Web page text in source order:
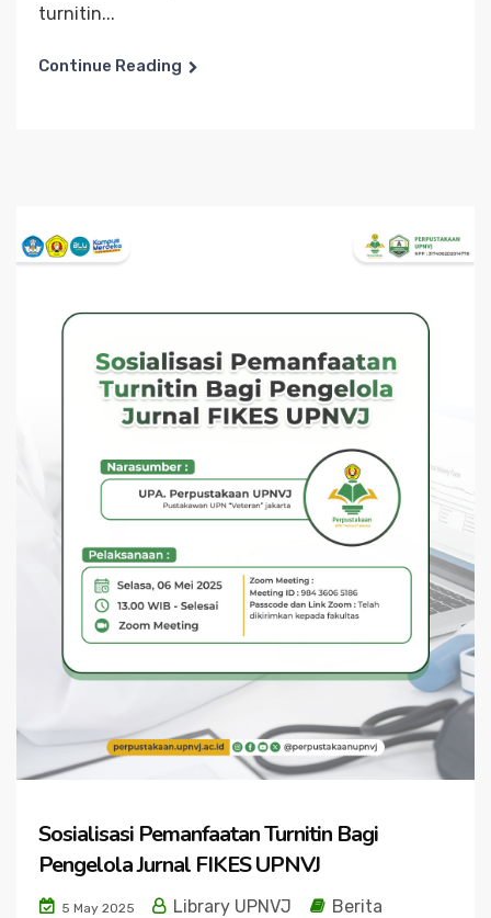
turnitin...
Continue Reading
Sosialisasi Pemanfaatan Turnitin Bagi
Pengelola Jurnal FIKES UPNVJ
5 May 2025 Library UPNVJ Berita